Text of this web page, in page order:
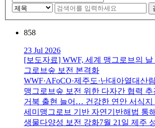
858
23 Jul 2026
[보도자료] WWF, 세계 맹그로브의
그로브숲 보전 본격화
WWF·AFoCO·제주도·난대아열대산
맹그로브숲 보전 위한 다자간 협력
거북 출현 늘어… 건강한 연안 서식지
세미맹그로브 기반 자연기반해법 통
생물다양성 보전 강화7월 21일 제주